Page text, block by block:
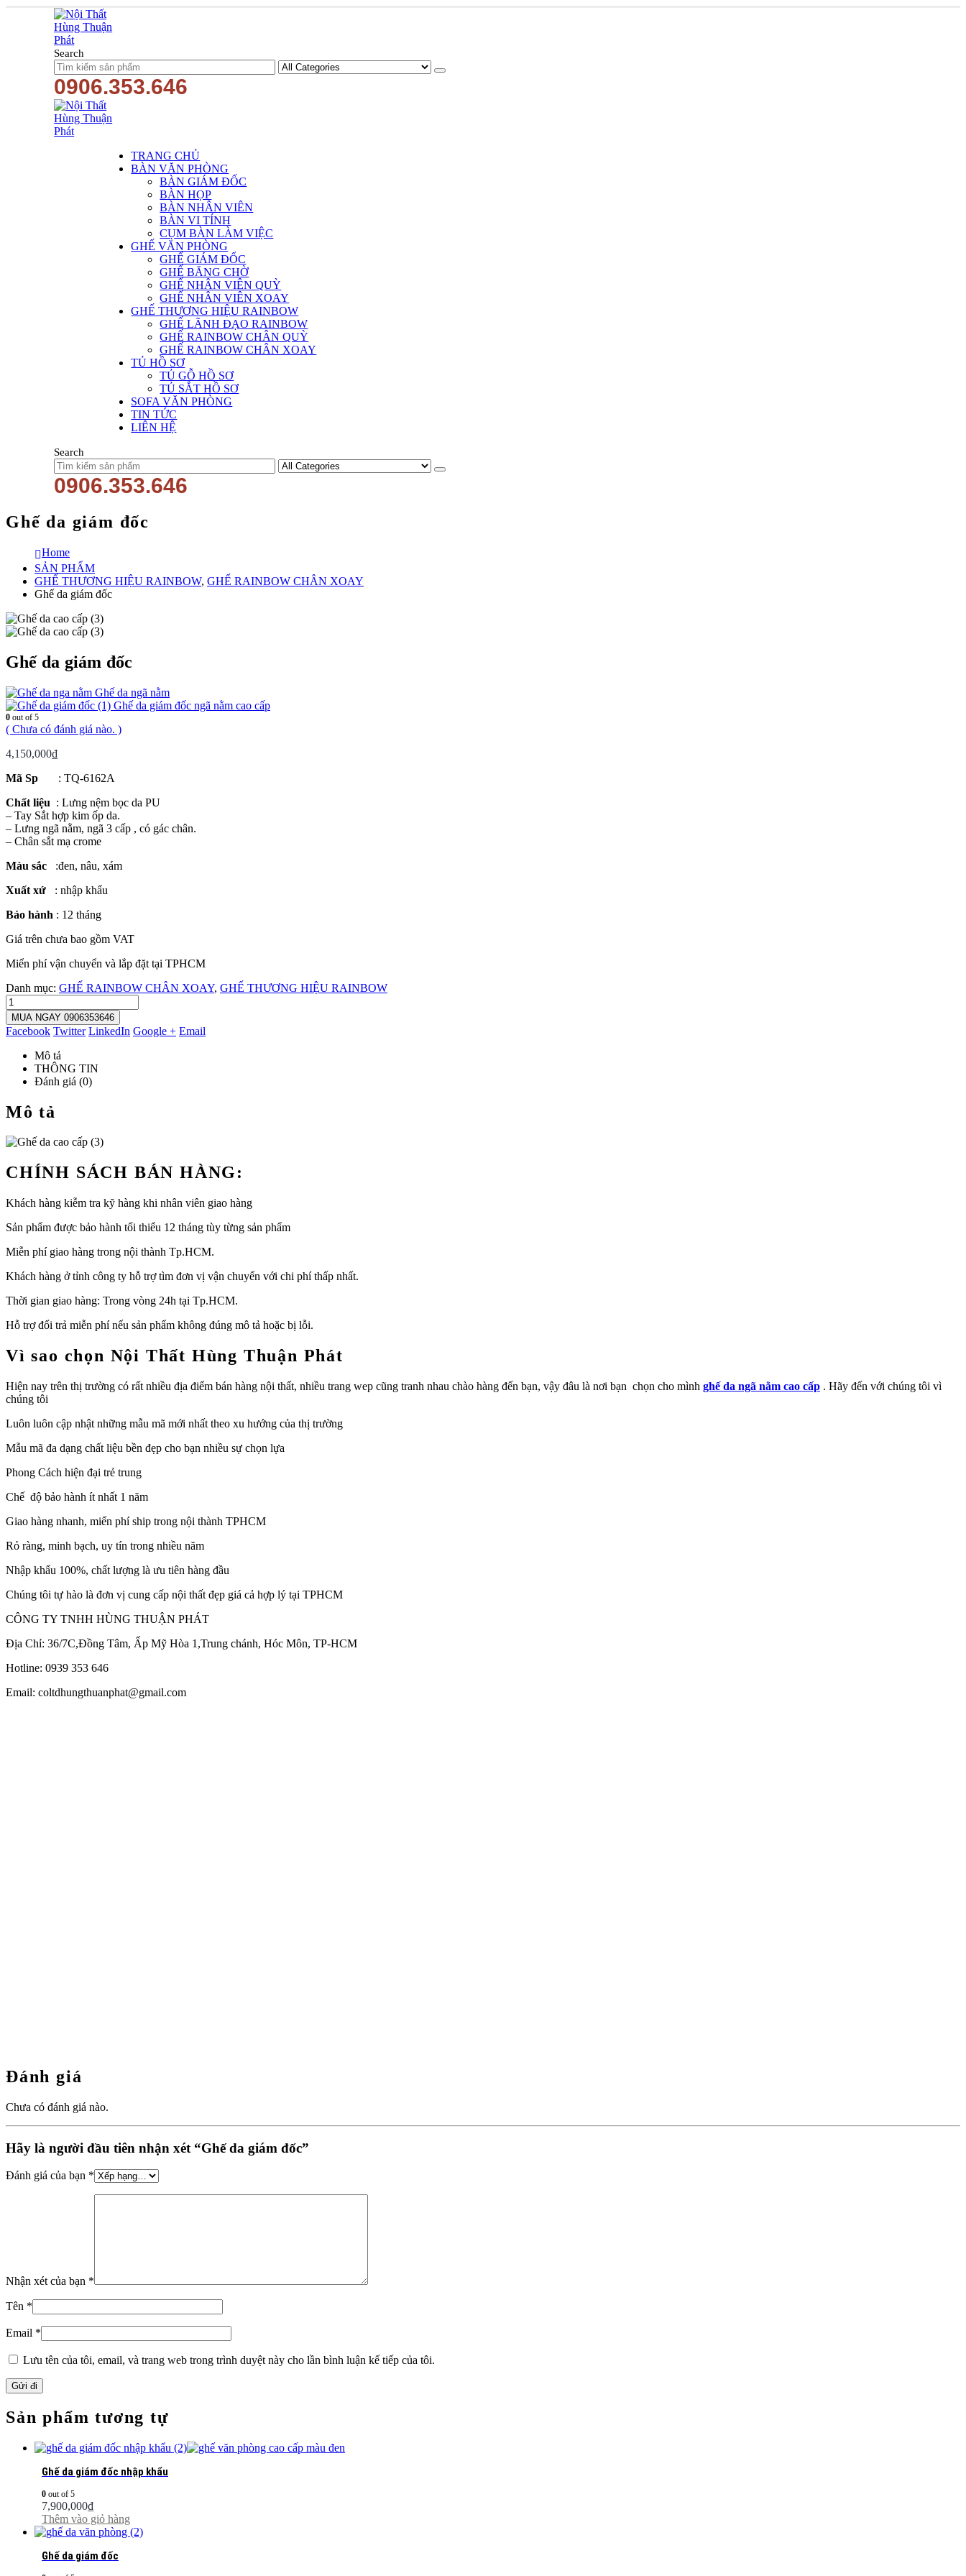
Search
0906.353.646
TRANG CHỦ
BÀN VĂN PHÒNG
BÀN GIÁM ĐỐC
BÀN HỌP
BÀN NHÂN VIÊN
BÀN VI TÍNH
CỤM BÀN LÀM VIỆC
GHẾ VĂN PHÒNG
GHẾ GIÁM ĐỐC
GHẾ BĂNG CHỜ
GHẾ NHÂN VIÊN QUỲ
GHẾ NHÂN VIÊN XOAY
GHẾ THƯƠNG HIỆU RAINBOW
GHẾ LÃNH ĐẠO RAINBOW
GHẾ RAINBOW CHÂN QUỲ
GHẾ RAINBOW CHÂN XOAY
TỦ HỒ SƠ
TỦ GỖ HỒ SƠ
TỦ SẮT HỒ SƠ
SOFA VĂN PHÒNG
TIN TỨC
LIÊN HỆ
Search
0906.353.646
Ghế da giám đốc
Home
SẢN PHẨM
GHẾ THƯƠNG HIỆU RAINBOW, GHẾ RAINBOW CHÂN XOAY
Ghế da giám đốc
Ghế da giám đốc
Ghế da ngã nằm
Ghế da giám đốc ngã nằm cao cấp
0 out of 5
( Chưa có đánh giá nào. )
4,150,000₫
Mã Sp : TQ-6162A
Chất liệu : Lưng nệm bọc da PU
– Tay Sắt hợp kim ốp da.
– Lưng ngã nằm, ngã 3 cấp , có gác chân.
– Chân sắt mạ crome
Màu sắc :đen, nâu, xám
Xuất xứ : nhập khẩu
Bảo hành : 12 tháng
Giá trên chưa bao gồm VAT
Miển phí vận chuyển và lắp đặt tại TPHCM
Danh mục: GHẾ RAINBOW CHÂN XOAY, GHẾ THƯƠNG HIỆU RAINBOW
MUA NGAY 0906353646
Facebook Twitter LinkedIn Google + Email
Mô tả
THÔNG TIN
Đánh giá (0)
Mô tả
CHÍNH SÁCH BÁN HÀNG:
Khách hàng kiễm tra kỹ hàng khi nhân viên giao hàng
Sản phẩm được bảo hành tối thiểu 12 tháng tùy từng sản phẩm
Miễn phí giao hàng trong nội thành Tp.HCM.
Khách hàng ở tỉnh công ty hỗ trợ tìm đơn vị vận chuyển với chi phí thấp nhất.
Thời gian giao hàng: Trong vòng 24h tại Tp.HCM.
Hỗ trợ đổi trả miễn phí nếu sản phẩm không đúng mô tả hoặc bị lỗi.
Vì sao chọn Nội Thất Hùng Thuận Phát
Hiện nay trên thị trường có rất nhiều địa điểm bán hàng nội thất, nhiều trang wep cũng tranh nhau chào hàng đến bạn, vậy đâu là nơi bạn chọn cho mình ghế da ngã nằm cao cấp . Hãy đến với chúng tôi vì
chúng tôi
Luôn luôn cập nhật những mẫu mã mới nhất theo xu hướng của thị trường
Mẫu mã đa dạng chất liệu bền đẹp cho bạn nhiều sự chọn lựa
Phong Cách hiện đại trẻ trung
Chế độ bảo hành ít nhất 1 năm
Giao hàng nhanh, miển phí ship trong nội thành TPHCM
Rỏ ràng, minh bạch, uy tín trong nhiều năm
Nhập khẩu 100%, chất lượng là ưu tiên hàng đầu
Chúng tôi tự hào là đơn vị cung cấp nội thất đẹp giá cả hợp lý tại TPHCM
CÔNG TY TNHH HÙNG THUẬN PHÁT
Địa Chỉ: 36/7C,Đồng Tâm, Ấp Mỹ Hòa 1,Trung chánh, Hóc Môn, TP-HCM
Hotline: 0939 353 646
Email: coltdhungthuanphat@gmail.com
Đánh giá
Chưa có đánh giá nào.
Hãy là người đầu tiên nhận xét “Ghế da giám đốc”
Đánh giá của bạn *
Nhận xét của bạn *
Tên *
Email *
Lưu tên của tôi, email, và trang web trong trình duyệt này cho lần bình luận kế tiếp của tôi.
Sản phẩm tương tự
Ghế da giám đốc nhập khẩu
0 out of 5
7,900,000₫
Thêm vào giỏ hàng
Ghế da giám đốc